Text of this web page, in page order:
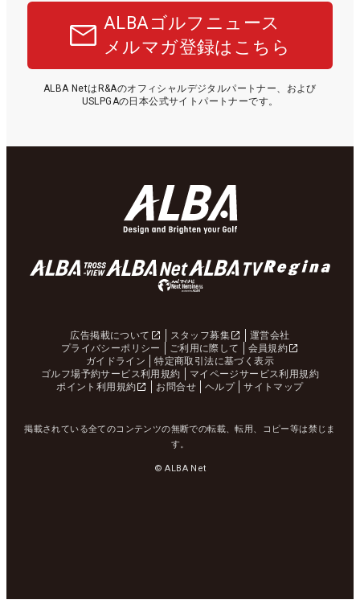
ALBAゴルフニュース
メルマガ登録はこちら
ALBA NetはR&Aのオフィシャルデジタルパートナー、および
USLPGAの日本公式サイトパートナーです。
広告掲載について スタッフ募集
運営会社
プライバシーポリシー
ご利用に際して
会員規約
ガイドライン
特定商取引法に基づく表示
ゴルフ場予約サービス利用規約
マイページサービス利用規約
ポイント利用規約
お問合せ ヘルプ サイトマップ
掲載されている全てのコンテンツの無断での転載、転用、コピー等は禁じま
す。
© ALBA Net